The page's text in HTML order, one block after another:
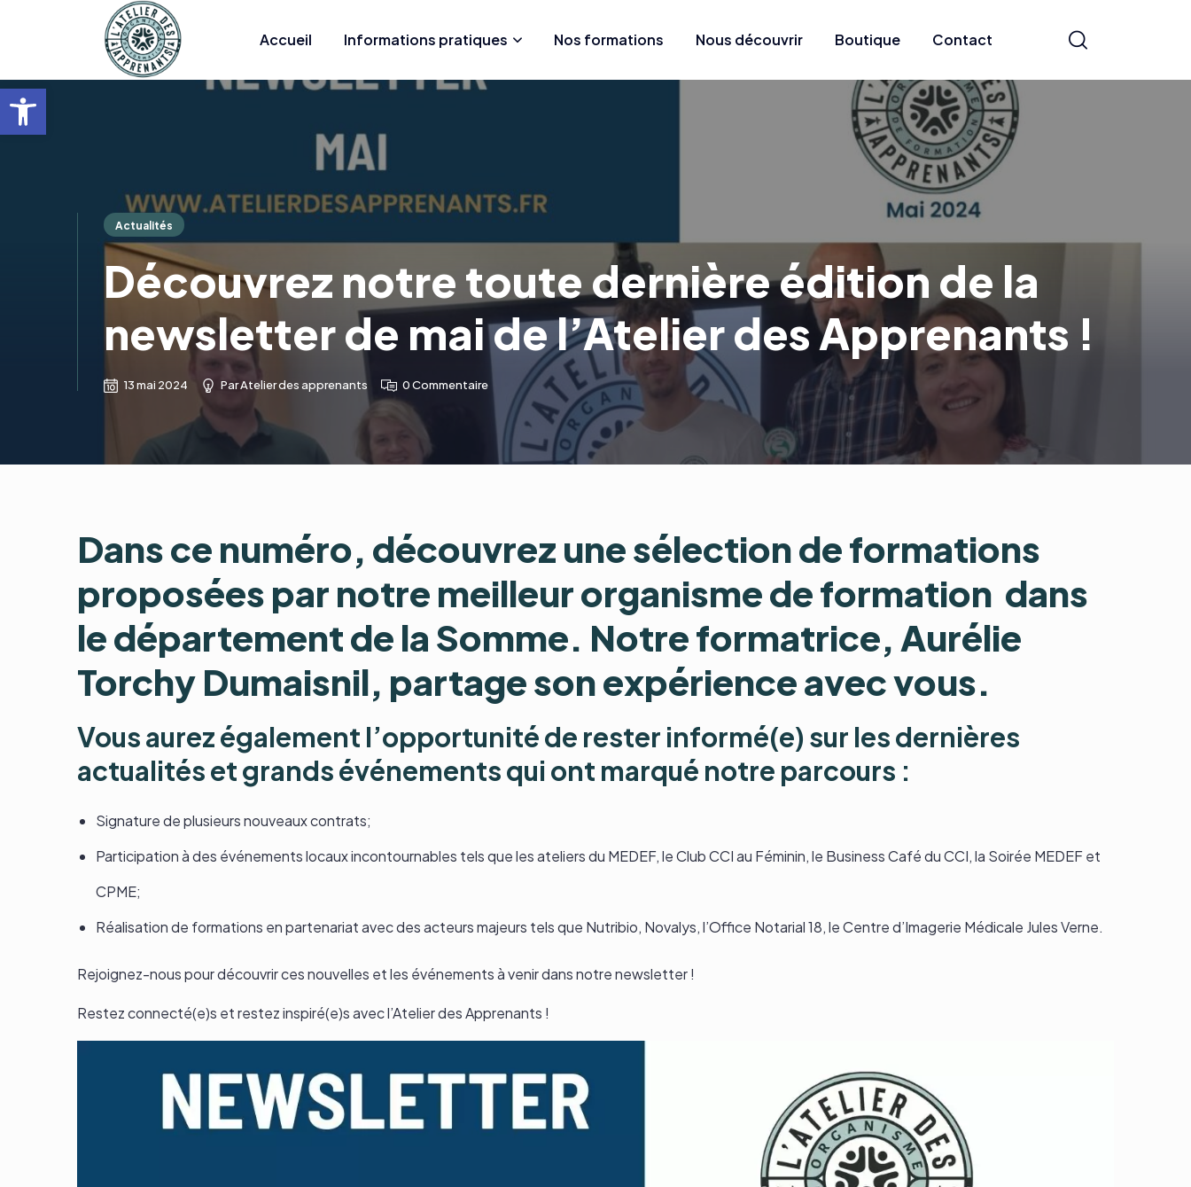
Ouvrir la barre d’outils
Accueil Informations pratiques Nos formations Nous découvrir Boutique Contact
Contact
Actualités
Découvrez notre toute dernière édition de la
newsletter de mai de l’Atelier des Apprenants !
13 mai 2024 ParAtelier des apprenants 0 Commentaire
Dans ce numéro, découvrez une sélection de formations
proposées par notre meilleur organisme de formation dans
le département de la Somme. Notre formatrice, Aurélie
Torchy Dumaisnil, partage son expérience avec vous.
Vous aurez également l’opportunité de rester informé(e) sur les dernières
actualités et grands événements qui ont marqué notre parcours :
Signature de plusieurs nouveaux contrats;
Participation à des événements locaux incontournables tels que les ateliers du MEDEF, le Club CCI au Féminin, le Business Café du CCI, la Soirée MEDEF et
CPME;
Réalisation de formations en partenariat avec des acteurs majeurs tels que Nutribio, Novalys, l’Office Notarial 18, le Centre d’Imagerie Médicale Jules Verne.
Rejoignez-nous pour découvrir ces nouvelles et les événements à venir dans notre newsletter !
Restez connecté(e)s et restez inspiré(e)s avec l’Atelier des Apprenants !